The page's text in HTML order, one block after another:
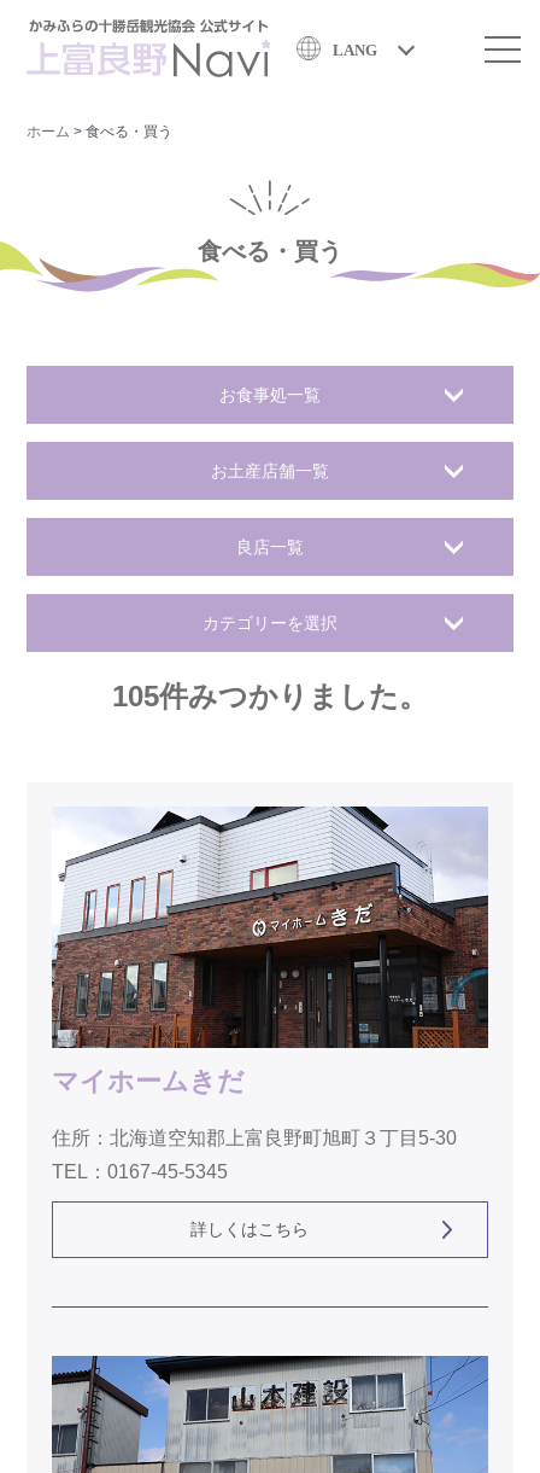
LANG
ホーム >食べる・買う
食べる・買う
お食事処一覧
お土産店舗一覧
良店一覧
カテゴリーを選択
105件みつかりました。
マイホームきだ
住所：北海道空知郡上富良野町旭町３丁目5-30
TEL：0167-45-5345
詳しくはこちら